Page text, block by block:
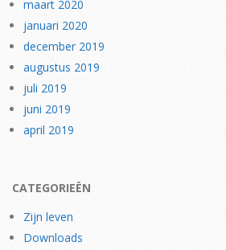
maart 2020
januari 2020
december 2019
augustus 2019
juli 2019
juni 2019
april 2019
CATEGORIEËN
Zijn leven
Downloads